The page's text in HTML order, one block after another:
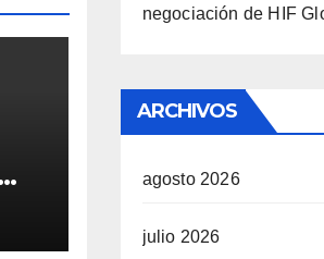
negociación de HIF
ARCHIVOS
agosto 2026
julio 2026